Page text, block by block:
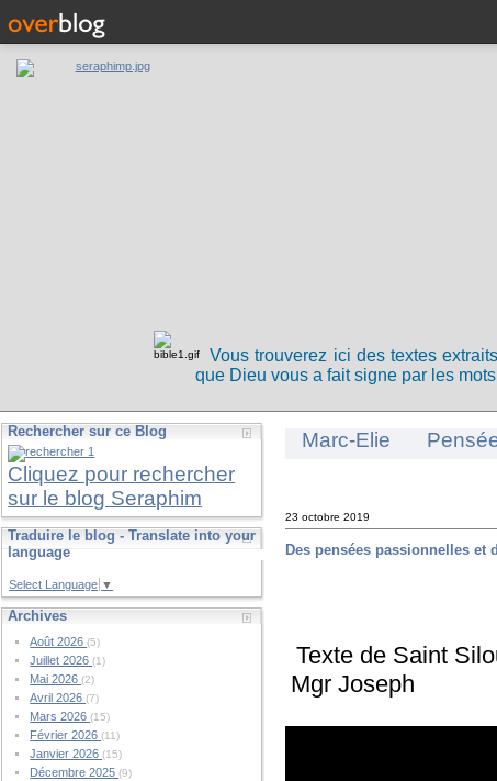
Vous trouverez ici des textes
que Dieu vous a fait signe par les
Rechercher sur ce Blog
Cliquez pour rechercher
sur le blog Seraphim
Traduire le blog - Translate into your
language
Select Language ▼
Archives
Août 2026(5)
Juillet 2026(1)
Mai 2026(2)
Avril 2026(7)
Mars 2026(15)
Février 2026(11)
Janvier 2026(15)
Décembre 2025(9)
Marc-Elie
23 octobre 2019
Des pensées passionnelles
Texte de Saint
Mgr Joseph